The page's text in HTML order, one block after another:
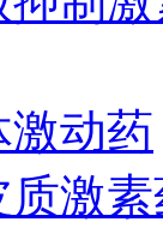
激动药
激